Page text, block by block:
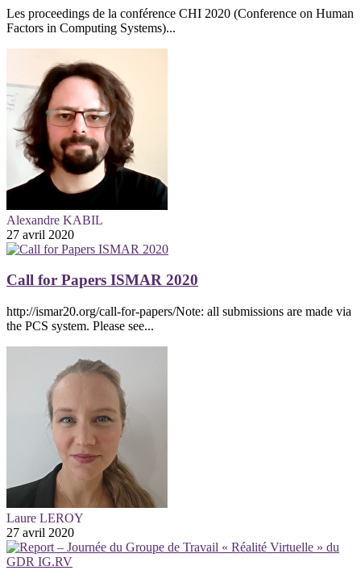
Les proceedings de la conférence CHI 2020 (Conference on Human
Factors in Computing Systems)...
Alexandre KABIL
27 avril 2020
Call for Papers ISMAR 2020
http://ismar20.org/call-for-papers/Note: all submissions are made via
the PCS system. Please see...
Laure LEROY
27 avril 2020